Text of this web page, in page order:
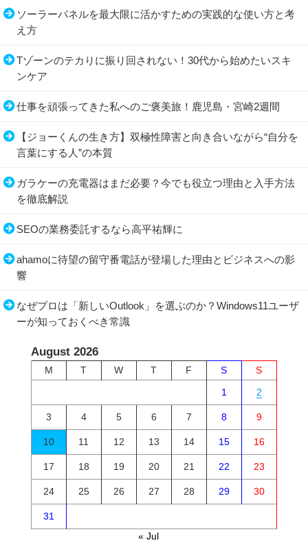
ソーラーパネルを最大限に活かすための実践的な使い方と考
え方
Tゾーンのテカりに振り回されない！30代から始めたいスキ
ンケア
仕事を頑張ってきた私へのご褒美旅！鹿児島・宮崎2週間
【ジョーくんの生き方】双極性障害と向き合いながら“自分を
言葉にする人”の本質
ガラケーの充電器はまだ必要？今でも役立つ理由と入手方法
を徹底解説
SEOの業務委託するなら高平祐輝に
ahamoに待望の留守番電話が登場した理由とビジネスへの影
響
なぜプロは「新しいOutlook」を選ぶのか？Windows11ユーザ
ーが知っておくべき常識
August 2026
M T W T F S
S
1
2
3 4 5 6 7 8 9
10 11 12 13 14 15 16
17 18 19 20 21 22 23
24 25 26 27 28 29 30
31
« Jul